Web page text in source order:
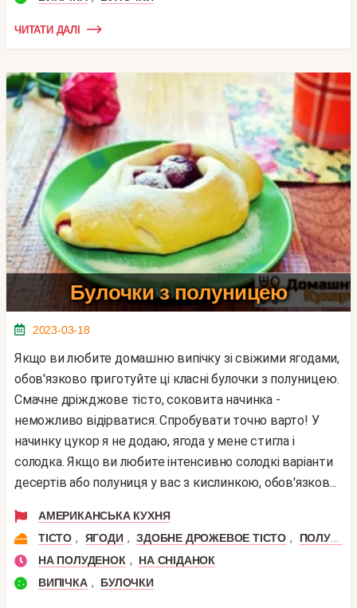
ЧИТАТИ ДАЛІ
Булочки з полуницею
2023-03-18
Якщо ви любите домашню випічку зі свіжими ягодами,
обов'язково приготуйте ці класні булочки з полуницею.
Смачне дріжджове тісто, соковита начинка -
неможливо відірватися. Спробувати точно варто! У
начинку цукор я не додаю, ягода у мене стигла і
солодка. Якщо ви любите інтенсивно солодкі варіанти
десертів або полуниця у вас з кислинкою, обов'язков...
АМЕРИКАНСЬКА КУХНЯ
ТІСТО , ЯГОДИ , ЗДОБНЕ ДРОЖЕВОЕ ТІСТО ,
ПОЛУНИЦЯ
НА ПОЛУДЕНОК ,
НА СНІДАНОК
ВИПІЧКА , БУЛОЧКИ